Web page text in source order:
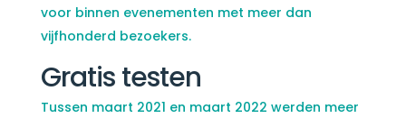
voor binnen evenementen met meer dan
vijfhonderd bezoekers.
Gratis testen
Tussen maart 2021 en maart 2022 werden meer